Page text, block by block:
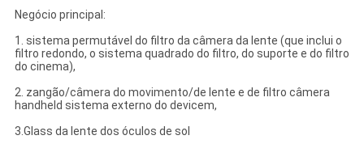
Negócio principal:
1. sistema permutável do filtro da câmera da lente (que inclui o
filtro redondo, o sistema quadrado do filtro, do suporte e do filtro
do cinema),
2. zangão/câmera do movimento/de lente e de filtro câmera
handheld sistema externo do devicem,
3.Glass da lente dos óculos de sol